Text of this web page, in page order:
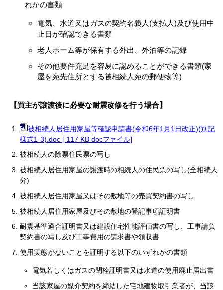
れかの書類
電気、水道又はガスの契約名義人(支払人)及び使用中
止日が確認できる書類
老人ホーム等が保有する外出、外泊等の記録
その他要件充足を容易に認めることができる書類(家
屋を宛先住所とする被相続人宛の郵便物等)
【買主が譲渡後に必要な耐震改修を行う場合】
被相続人居住用家屋等確認申請書(令和6年1月1日改正)(別記
様式1-3).doc [ 117 KB docファイル]
被相続人の除票住民票の写し
被相続人居住用家屋の譲渡時の相続人の住民票の写し(全相続人
分)
被相続人居住用家屋又はその敷地等の売買契約書の写し
被相続人居住用家屋及びその敷地の登記事項証明書
耐震基準適合証明書又は建設住宅性能評価書の写し、工事請負
契約書の写し及び工事費用の請求書や領収書
使用実態がないことを証明する以下のいずれかの書類
電気若しくはガスの閉栓証明書又は水道の使用廃止届出書
当該家屋の媒介契約を締結した宅地建物取引業者が、当該